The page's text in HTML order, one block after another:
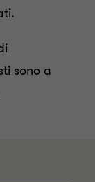
sono a